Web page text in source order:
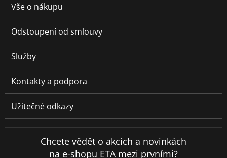
Vše o nákupu
Odstoupení od smlouvy
Služby
Kontakty a podpora
Užitečné odkazy
Chcete vědět o akcích a novinkách
na e-shopu ETA mezi prvními?